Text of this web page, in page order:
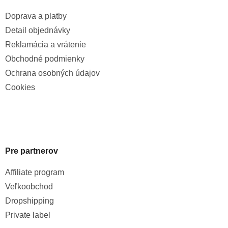
Doprava a platby
Detail objednávky
Reklamácia a vrátenie
Obchodné podmienky
Ochrana osobných údajov
Cookies
Pre partnerov
Affiliate program
Veľkoobchod
Dropshipping
Private label